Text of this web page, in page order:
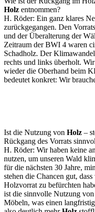
Holz entnommen?
H. Röder: Ein ganz klares
zurückgegangen. Den
und der Überalterung der
Zeitraum der BWI 4 waren
Schadholz. Der
rechts und links überholt.
wieder die Oberhand beim
bedeutet konkret: Wir
Ist die Nutzung von Holz –
Rückgang des Vorrats
H. Röder: Wir haben keine
nutzen, um unseren Wald
für die nächsten 30 Jahre,
stehen die Chancen gut,
Holzvorrat zu befürchten
ist die sinnvolle Nutzung
Möbeln, was einen